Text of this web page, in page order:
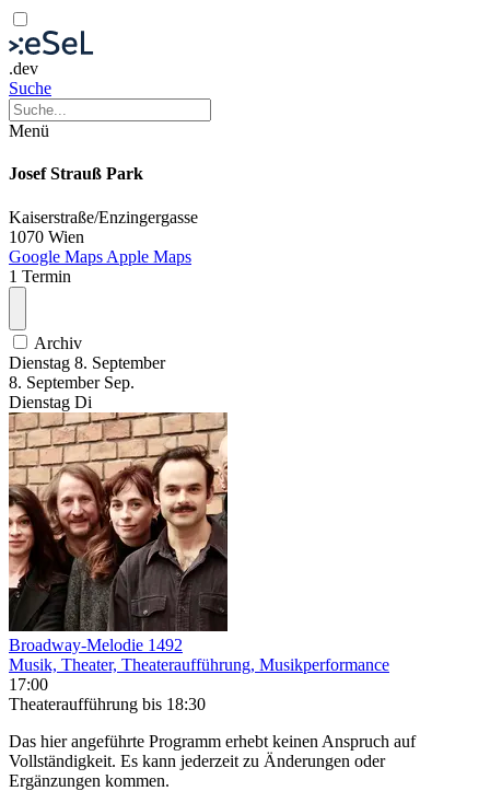
.dev
Suche
Menü
Josef Strauß Park
Kaiserstraße/Enzingergasse
1070 Wien
Google Maps Apple Maps
1 Termin
Archiv
Dienstag 8. September
8. September Sep.
Dienstag Di
Broadway-Melodie 1492
Musik, Theater, Theateraufführung, Musikperformance
17:00
Theateraufführung bis 18:30
Das hier angeführte Programm erhebt keinen Anspruch auf
Vollständigkeit. Es kann jederzeit zu Änderungen oder
Ergänzungen kommen.